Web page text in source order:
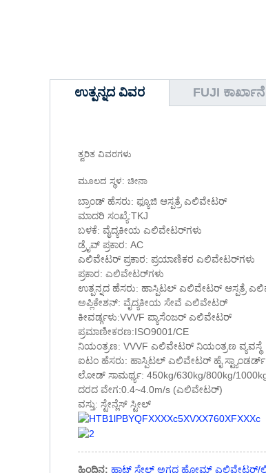
ಉತ್ಪನ್ನದ ವಿವರ FUJI ಕಾರ್ಖಾನೆ
ತ್ವರಿತ ವಿವರಗಳು
ಮೂಲದ ಸ್ಥಳ: ಚೀನಾ
ಬ್ರಾಂಡ್ ಹೆಸರು: ಫ್ಯೂಜಿ ಆಸ್ಪತ್ರೆ ಎಲಿವೇಟರ್
ಮಾದರಿ ಸಂಖ್ಯೆ:TKJ
ಬಳಕೆ: ವೈದ್ಯಕೀಯ ಎಲಿವೇಟರ್‌ಗಳು
ಡ್ರೈವ್ ಪ್ರಕಾರ: AC
ಎಲಿವೇಟರ್ ಪ್ರಕಾರ: ಪ್ರಯಾಣಿಕರ ಎಲಿವೇಟರ್‌ಗಳು
ಪ್ರಕಾರ: ಎಲಿವೇಟರ್‌ಗಳು
ಉತ್ಪನ್ನದ ಹೆಸರು: ಹಾಸ್ಪಿಟಲ್ ಎಲಿವೇಟರ್ ಆಸ್ಪತ್ರೆ
ಅಪ್ಲಿಕೇಶನ್: ವೈದ್ಯಕೀಯ ಸೇವೆ ಎಲಿವೇಟರ್
ಕೀವರ್ಡ್ಗಳು:VVVF ಪ್ಯಾಸೆಂಜರ್ ಎಲಿವೇಟರ್
ಪ್ರಮಾಣೀಕರಣ:ISO9001/CE
ನಿಯಂತ್ರಣ: VVVF ಎಲಿವೇಟರ್ ನಿಯಂತ್ರಣ ವ್ಯವಸ್ಥೆ
ಐಟಂ ಹೆಸರು: ಹಾಸ್ಪಿಟಲ್ ಎಲಿವೇಟರ್ ಹೈ
ಲೋಡ್ ಸಾಮರ್ಥ್ಯ: 450kg/630kg/800kg/
ದರದ ವೇಗ:0.4~4.0m/s (ಎಲಿವೇಟರ್)
ವಸ್ತು: ಸ್ಟೇನ್ಲೆಸ್ ಸ್ಟೀಲ್
ಹಿಂದಿನ: ಹಾಟ್ ಸೇಲ್ ಅಗ್ಗದ ಹೋಮ್ ಎಲಿವೇಟರ್/